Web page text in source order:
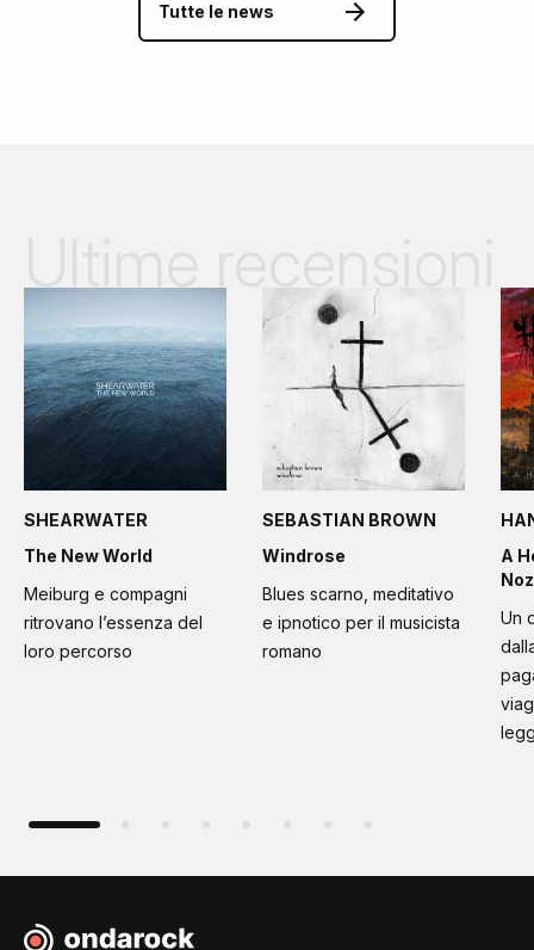
Tutte le news
SHEARWATER
The New World
Meiburg e compagni
ritrovano l’essenza del
loro percorso
SEBASTIAN BROWN
Windrose
Blues scarno, meditativo
e ipnotico per il musicista
romano
A
Noz
Un